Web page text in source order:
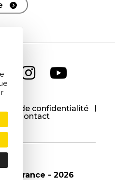
de confidentialité
Contact
de France - 2026